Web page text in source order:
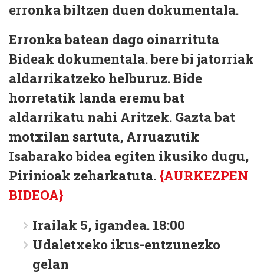
erronka biltzen duen dokumentala.
Erronka batean dago oinarrituta
Bideak dokumentala. bere bi jatorriak
aldarrikatzeko helburuz. Bide
horretatik landa eremu bat
aldarrikatu nahi Aritzek. Gazta bat
motxilan sartuta, Arruazutik
Isabarako bidea egiten ikusiko dugu,
Pirinioak zeharkatuta. {AURKEZPEN
BIDEOA}
Irailak 5, igandea. 18:00
Udaletxeko ikus-entzunezko
gelan